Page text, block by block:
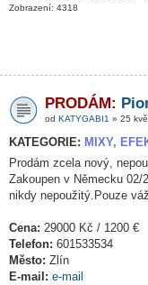
Zobrazení: 4318
PRODÁM:
od KATYGABI1 » 25
KATEGORIE: MIXY,
Prodám zcela nový,
Zakoupen v Německu
nikdy nepoužitý.Pouze
Cena: 29000 Kč / 1200 €
Telefon: 601533534
Město: Zlín
E-mail: e-mail